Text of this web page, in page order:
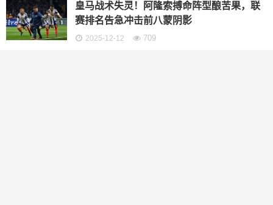
皇马战术失灵！阿隆索搏命阵型酿苦果，联
赛排名告急冲击前八蒙阴影
2025-12-12 709